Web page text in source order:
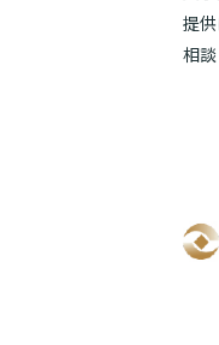
提
相談